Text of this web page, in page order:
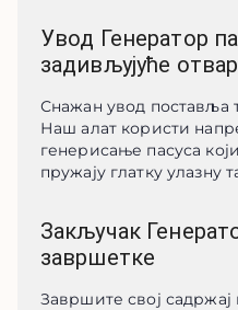
Увод Генератор
задивљујуће
Снажан увод поставља
Наш алат користи
генерисање пасуса
пружају глатку улазну
Закључак
завршетке
Завршите свој садржај